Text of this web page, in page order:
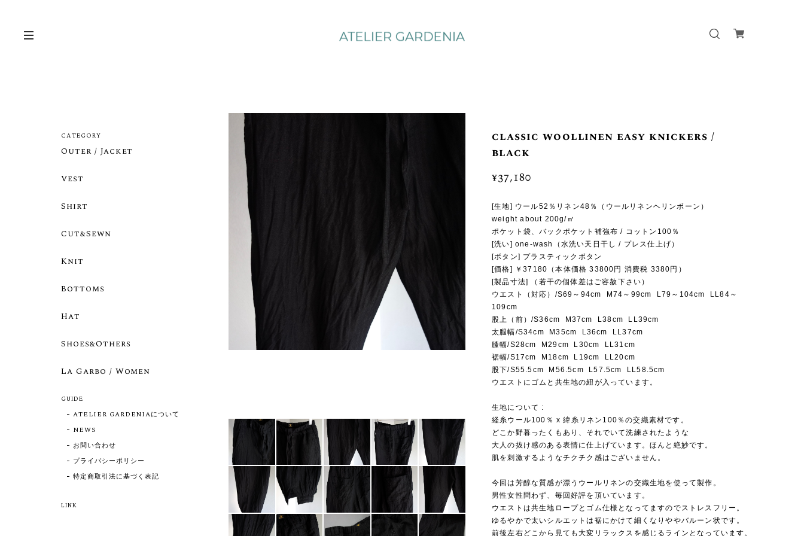
classic woollinen easy knickers /
black
¥37,180
[生地] ウール52％リネン48％（ウールリネンヘリンボーン）
weight about 200g/㎡
ポケット袋、バックポケット補強布 / コットン100％
[洗い] one-wash（水洗い天日干し / プレス仕上げ）
[ボタン] プラスティックボタン
[価格] ￥37180（本体価格 33800円 消費税 3380円）
[製品寸法] （若干の個体差はご容赦下さい）
ウエスト（対応）/S69～94cm M74～99cm L79～104cm LL84～
109cm
股上（前）/S36cm M37cm L38cm LL39cm
太腿幅/S34cm M35cm L36cm LL37cm
膝幅/S28cm M29cm L30cm LL31cm
裾幅/S17cm M18cm L19cm LL20cm
股下/S55.5cm M56.5cm L57.5cm LL58.5cm
ウエストにゴムと共生地の紐が入っています。
生地について :
経糸ウール100％ x 緯糸リネン100％の交織素材です。
どこか野暮ったくもあり、それでいて洗練されたような
大人の抜け感のある表情に仕上げています。ほんと絶妙です。
肌を刺激するようなチクチク感はございません。
今回は芳醇な質感が漂うウールリネンの交織生地を使って製作。
男性女性問わず、毎回好評を頂いています。
ウエストは共生地ロープとゴム仕様となってますのでストレスフリー。
ゆるやかで太いシルエットは裾にかけて細くなりややバルーン状です。
前後左右どこから見ても大変リラックスを感じるラインとなっています。
CATEGORY
Outer / Jacket
Vest
Shirt
Cut&Sewn
Knit
Bottoms
Hat
Shoes&Others
La Garbo / Women
GUIDE
ATELIER GARDENIAについて
NEWS
お問い合わせ
プライバシーポリシー
特定商取引法に基づく表記
LINK